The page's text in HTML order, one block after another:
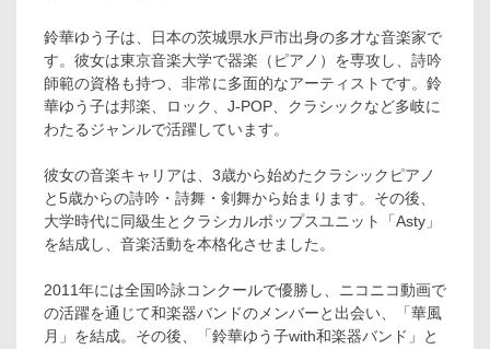
鈴華ゆう子は、日本の茨城県水戸市出身の多才な音楽家で
す。彼女は東京音楽大学で器楽（ピアノ）を専攻し、詩吟
師範の資格も持つ、非常に多面的なアーティストです。鈴
華ゆう子は邦楽、ロック、J-POP、クラシックなど多岐に
わたるジャンルで活躍しています。
彼女の音楽キャリアは、3歳から始めたクラシックピアノ
と5歳からの詩吟・詩舞・剣舞から始まります。その後、
大学時代に同級生とクラシカルポップスユニット「Asty」
を結成し、音楽活動を本格化させました。
2011年には全国吟詠コンクールで優勝し、ニコニコ動画で
の活躍を通じて和楽器バンドのメンバーと出会い、「華風
月」を結成。その後、「鈴華ゆう子with和楽器バンド」と